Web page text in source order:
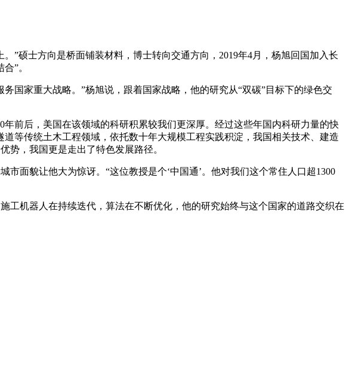
硕士方向是桥面铺装材料，博士转向交通方向，2019年4月，杨旭回国加入长
”。
家重大战略。”杨旭说，跟着国家战略，他的研究从“双碳”目标下的绿色交
前后，美国在该领域的科研积累较我们更深厚。经过这些年国内科研力量的快
等传统土木工程领域，依托数十年大规模工程实践积淀，我国相关技术、建造
势，我国更是走出了特色发展路径。
貌让他大为惊讶。“这位教授是个‘中国通’。他对我们这个常住人口超1300
机器人在持续迭代，算法在不断优化，他的研究始终与这个国家的道路交织在